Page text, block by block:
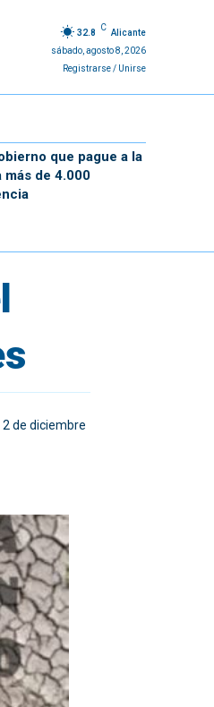
32.8
C
Alicante
sábado, agosto 8, 2026
Registrarse / Unirse
que pague a la
más de 4.000
de diciembre